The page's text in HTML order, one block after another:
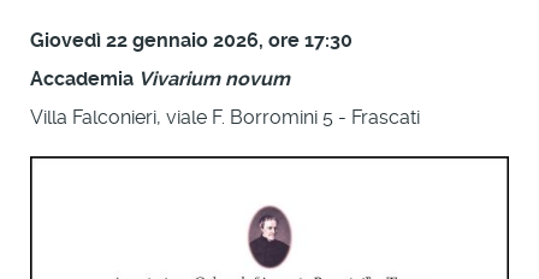
Giovedì 22 gennaio 2026, ore 17:30
Accademia Vivarium novum
Villa Falconieri, viale F. Borromini 5 - Frascati